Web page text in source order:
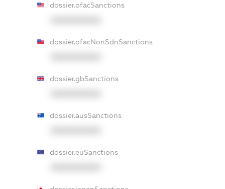
dossier.ofacSanctions
dossier.ofacNonSdnSanctions
dossier.gbSanctions
dossier.ausSanctions
dossier.euSanctions